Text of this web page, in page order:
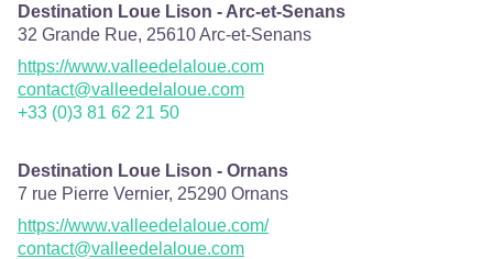
Destination Loue Lison - Arc-et-Senans
32 Grande Rue, 25610Arc-et-Senans
https://www.valleedelaloue.com
contact@valleedelaloue.com
+33 (0)3 81 62 21 50
Destination Loue Lison - Ornans
7 rue Pierre Vernier, 25290 Ornans
https://www.valleedelaloue.com/
contact@valleedelaloue.com